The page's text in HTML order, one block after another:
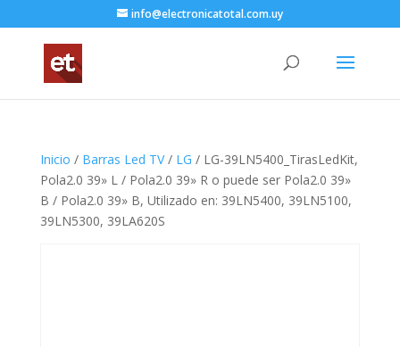
info@electronicatotal.com.uy
Inicio / Barras Led TV/ LG / LG-39LN5400_TirasLedKit,
Pola2.0 39» L / Pola2.0 39» R o puede ser Pola2.0 39»
B / Pola2.0 39» B, Utilizado en: 39LN5400, 39LN5100,
39LN5300, 39LA620S